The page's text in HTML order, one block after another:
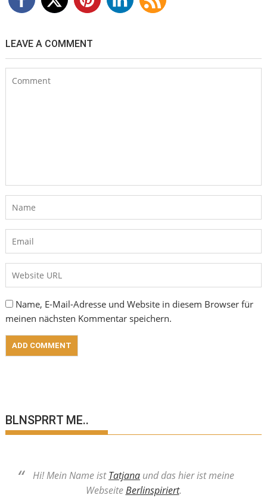
LEAVE A COMMENT
Name, E-Mail-Adresse und Website in diesem Browser für
meinen nächsten Kommentar speichern.
BLNSPRRT ME..
Hi! Mein Name istTatjana und das hier ist meine
WebseiteBerlinspiriert.